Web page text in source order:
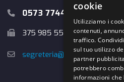
0573 774457
375 985 5526
segreteria@danybasket.it
cookie
Utilizziamo i
contenuti,
traffico.
sul tuo utilizzo
partner
potrebbero
informazioni